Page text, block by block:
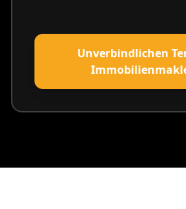
Unverbindlichen
Neualbenreuth